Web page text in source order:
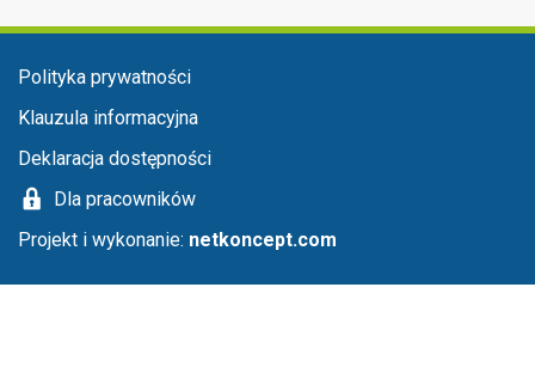
Menu stopka
Polityka prywatności
Klauzula informacyjna
Deklaracja dostępności
Dla pracowników
Projekt i wykonanie: netkoncept.com